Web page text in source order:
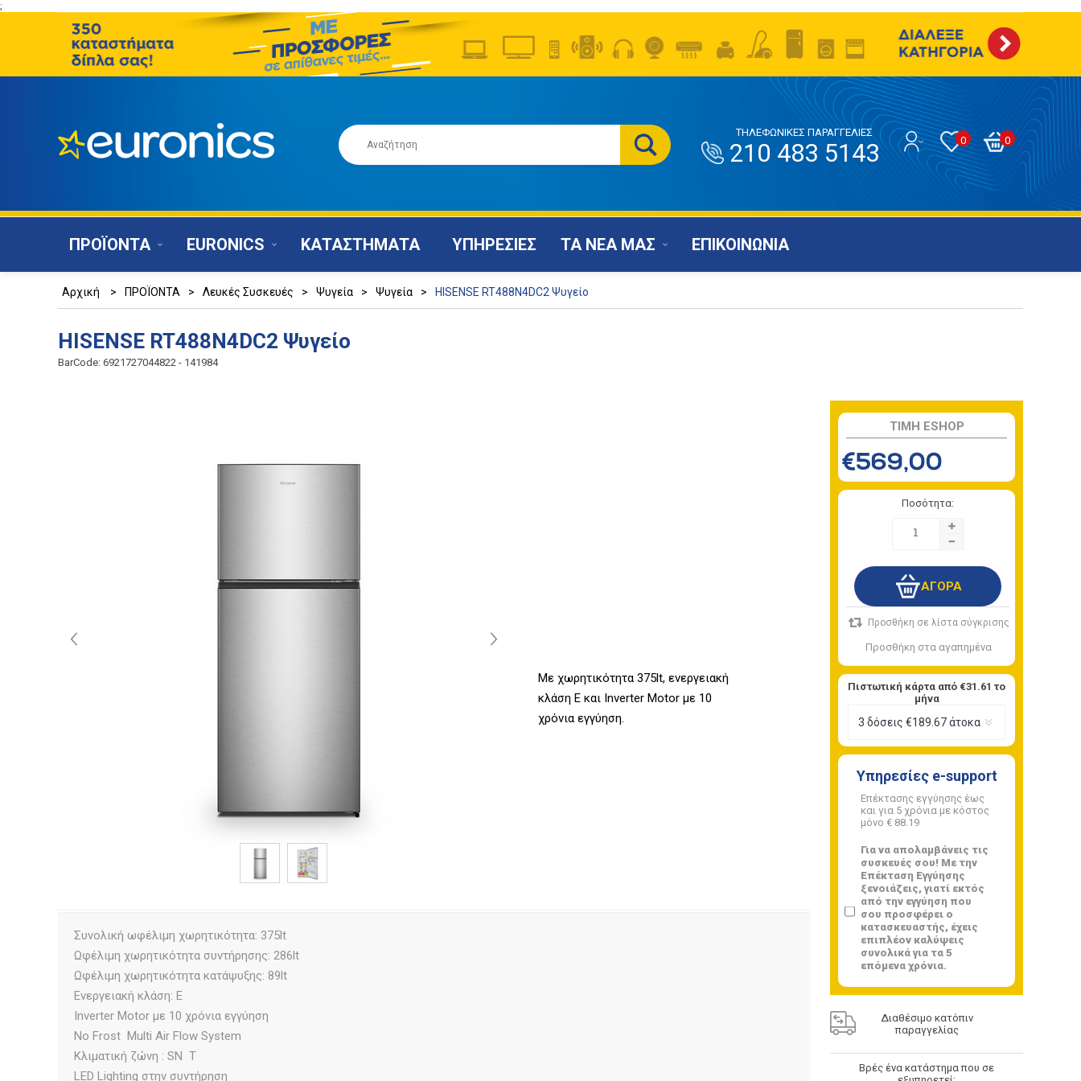
;
0
0
ΤΗΛΕΦΩΝΙΚΕΣ ΠΑΡΑΓΓΕΛΙΕΣ
210 483 5143
ΠΡΟΪΟΝΤΑ EURONICS ΚΑΤΑΣΤΗΜΑΤΑ ΥΠΗΡΕΣΙΕΣ ΤΑ ΝΕΑ ΜΑΣ ΕΠΙΚΟΙΝΩΝΙΑ
Αρχική > ΠΡΟΪΟΝΤΑ > Λευκές Συσκευές > Ψυγεία > Ψυγεία > HISENSE RT488N4DC2 Ψυγείο
HISENSE RT488N4DC2 Ψυγείο
BarCode: 6921727044822 - 141984
Με χωρητικότητα 375lt, ενεργειακή
κλάση E και Inverter Motor με 10
χρόνια εγγύηση.
Συνολική ωφέλιμη χωρητικότητα: 375lt
Ωφέλιμη χωρητικότητα συντήρησης: 286lt
Ωφέλιμη χωρητικότητα κατάψυξης: 89lt
Ενεργειακή κλάση: E
Inverter Motor με 10 χρόνια εγγύηση
No Frost  Multi Air Flow System
Κλιματική ζώνη : SN  T
LED Lighting στην συντήρηση
TIMH ESHOP
€569,00
Ποσότητα:
+
-
Πιστωτική κάρτα από €31.61 το
μήνα
Υπηρεσίες e-support
Επέκτασης εγγύησης έως
και για 5 χρόνια με κόστος
μόνο € 88.19
Για να απολαμβάνεις τις
συσκευές σου! Με την
Επέκταση Εγγύησης
ξενοιάζεις, γιατί εκτός
από την εγγύηση που
σου προσφέρει ο
κατασκευαστής, έχεις
επιπλέον καλύψεις
συνολικά για τα 5
επόμενα χρόνια.
Διαθέσιμο κατόπιν
παραγγελίας
Βρές ένα κατάστημα που σε